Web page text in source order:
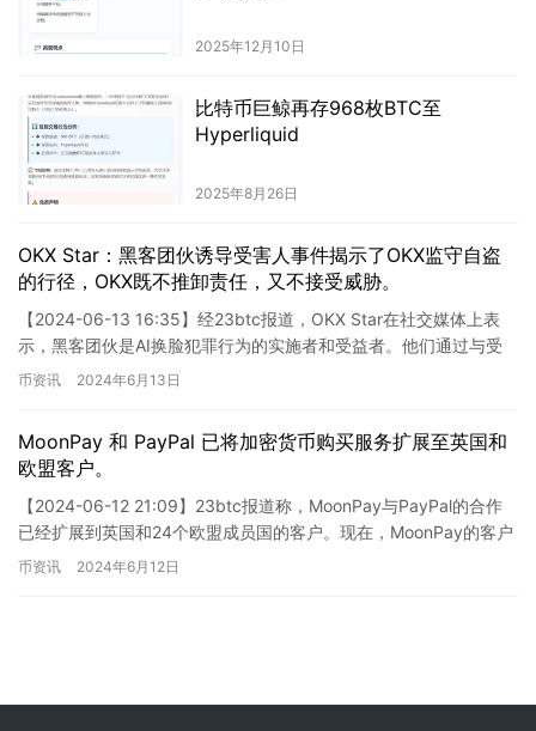
2025年12月10日
比特币巨鲸再存968枚BTC至
Hyperliquid
2025年8月26日
OKX Star：黑客团伙诱导受害人事件揭示了OKX监守自盗
的行径，OKX既不推卸责任，又不接受威胁。
【2024-06-13 16:35】经23btc报道，OKX Star在社交媒体上表
示，黑客团伙是AI换脸犯罪行为的实施者和受益者。他们通过与受
害者的沟通记录不断诱导受害者认为此事…
币资讯 2024年6月13日
MoonPay 和 PayPal 已将加密货币购买服务扩展至英国和
欧盟客户。
【2024-06-12 21:09】23btc报道称，MoonPay与PayPal的合作
已经扩展到英国和24个欧盟成员国的客户。现在，MoonPay的客户
可以通过PayPal购买加…
币资讯 2024年6月12日